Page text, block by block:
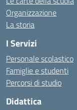
Organizzazione
La storia
I Servizi
Personale scolastico
Famiglie e studenti
Percorsi di studio
Didattica